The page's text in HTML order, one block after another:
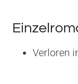
Verloren